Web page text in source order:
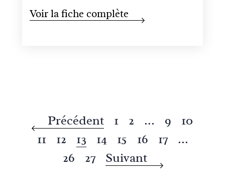
Voir la fiche complète
Précédent 1 2 ... 9
10
11
12 13 14 15 16 17
...
26
27 Suivant